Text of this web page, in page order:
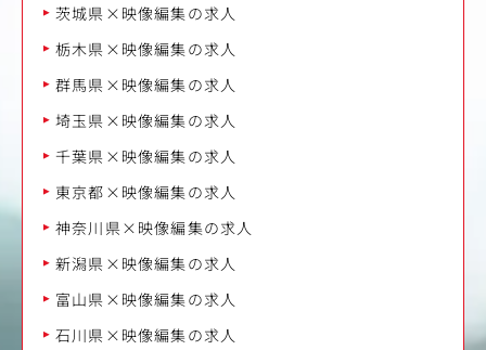
茨城県×映像編集の求人
栃木県×映像編集の求人
群馬県×映像編集の求人
埼玉県×映像編集の求人
千葉県×映像編集の求人
東京都×映像編集の求人
神奈川県×映像編集の求人
新潟県×映像編集の求人
富山県×映像編集の求人
石川県×映像編集の求人